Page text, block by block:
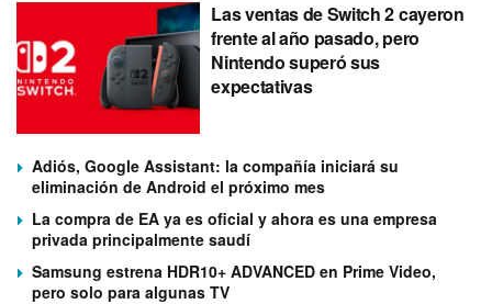
Las ventas de Switch 2 cayeron
frente al año pasado, pero
Nintendo superó sus
expectativas
Adiós, Google Assistant: la compañía iniciará su
eliminación de Android el próximo mes
La compra de EA ya es oficial y ahora es una empresa
privada principalmente saudí
Samsung estrena HDR10+ ADVANCED en Prime Video,
pero solo para algunas TV